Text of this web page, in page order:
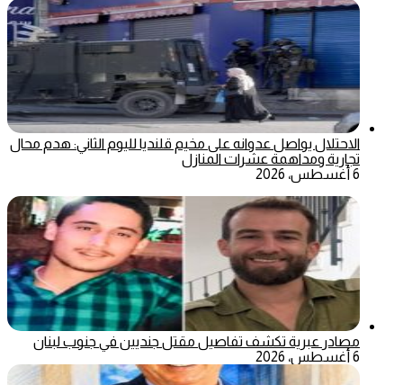
الاحتلال يواصل عدوانه على مخيم قلنديا لليوم الثاني: هدم محال
تجارية ومداهمة عشرات المنازل
6 أغسطس، 2026
مصادر عبرية تكشف تفاصيل مقتل جنديين في جنوب لبنان
6 أغسطس، 2026